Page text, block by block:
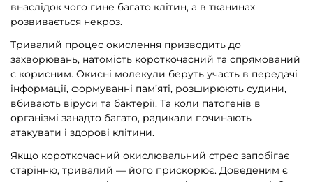
внаслідок чого гине багато клітин, а в тканинах
розвивається некроз.
Тривалий процес окислення призводить до
захворювань, натомість короткочасний та спрямований
є корисним. Окисні молекули беруть участь в передачі
інформації, формуванні пам’яті, розширюють судини,
вбивають віруси та бактерії. Та коли патогенів в
організмі занадто багато, радикали починають
атакувати і здорові клітини.
Якщо короткочасний окислювальний стрес запобігає
старінню, тривалий — його прискорює. Доведеним є